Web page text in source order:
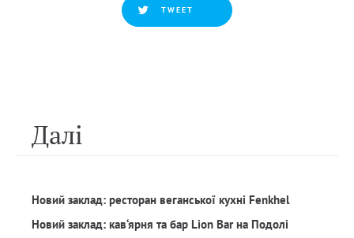
TWEET
Далi
Новий заклад: ресторан веганської кухні Fenkhel
Новий заклад: кав‘ярня та бар Lion Bar на Подолі